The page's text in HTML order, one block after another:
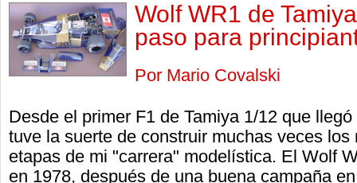
Wolf WR1 de
paso para
Por Mario Covalski
Desde el primer F1 de Tamiya 1/12 que
tuve la suerte de construir muchas veces
etapas de mi "carrera" modelística. El Wolf
en 1978, después de una buena campaña